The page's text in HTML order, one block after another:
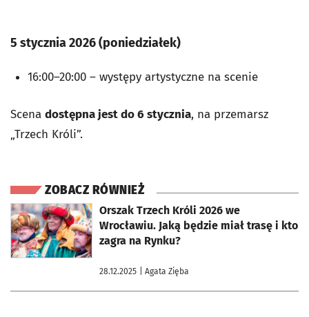
5 stycznia 2026 (poniedziałek)
16:00–20:00 – występy artystyczne na scenie
Scena dostępna jest do 6 stycznia, na przemarsz
„Trzech Króli”.
ZOBACZ RÓWNIEŻ
Orszak Trzech Króli 2026 we
Wrocławiu. Jaką będzie miał trasę i kto
zagra na Rynku?
28.12.2025 | Agata Zięba
otworzy się w nowej karcie